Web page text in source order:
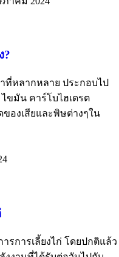
?
ที่หลากหลาย ประกอบไป
ไขมัน คาร์โบไฮเดรต
องเสียและพิษต่างๆใน
การเลี้ยงไก่ โดยปกติแล้ว